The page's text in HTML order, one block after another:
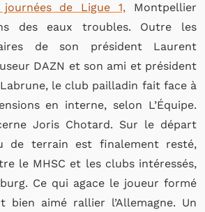
de Ligue 1, Montpellier
des eaux troubles. Outre les
de son président Laurent
DAZN et son ami et président
le club pailladin fait face à
en interne, selon L’Équipe.
Joris Chotard. Sur le départ
de terrain est finalement resté,
le MHSC et les clubs intéressés,
Ce qui agace le joueur formé
bien aimé rallier l’Allemagne. Un